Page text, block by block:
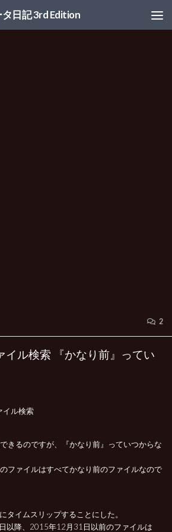
日記 3rd Edition
2
ル検索 『かなり前』ってい
イル検索
きるのですが、『かなり前』っていつからな
ファイルはすべてかなり前のファイルなので
タイムスリップすることにした。
以降、2015年12月31日以前のファイルは